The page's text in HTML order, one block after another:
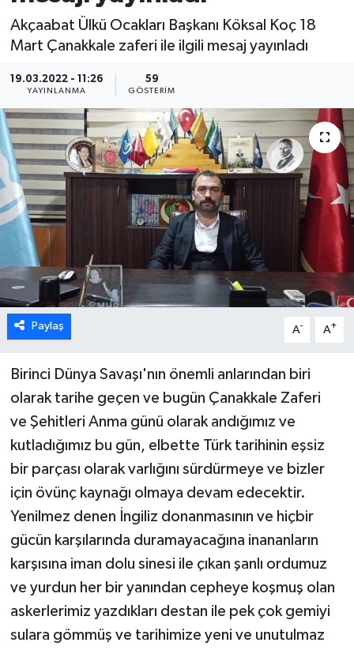
Akçaabat Ülkü Ocakları Başkanı Köksal Koç 18
Mart Çanakkale zaferi ile ilgili mesaj yayınladı
19.03.2022 - 11:26
YAYINLANMA
59
GÖSTERIM
Paylaş A- A+
Birinci Dünya Savaşı'nın önemli anlarından biri
olarak tarihe geçen ve bugün Çanakkale Zaferi
ve Şehitleri Anma günü olarak andığımız ve
kutladığımız bu gün, elbette Türk tarihinin eşsiz
bir parçası olarak varlığını sürdürmeye ve bizler
için övünç kaynağı olmaya devam edecektir.
Yenilmez denen İngiliz donanmasının ve hiçbir
gücün karşılarında duramayacağına inananların
karşısına iman dolu sinesi ile çıkan şanlı ordumuz
ve yurdun her bir yanından cepheye koşmuş olan
askerlerimiz yazdıkları destan ile pek çok gemiyi
sulara gömmüş ve tarihimize yeni ve unutulmaz